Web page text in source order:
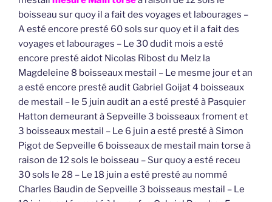
boisseau sur quoy il a fait des voyages et labourages –
A esté encore presté 60 sols sur quoy et il a fait des
voyages et labourages – Le 30 dudit mois a esté
encore presté aidot Nicolas Ribost du Melz la
Magdeleine 8 boisseaux mestail – Le mesme jour et an
a esté encore presté audit Gabriel Goijat 4 boisseaux
de mestail – le 5 juin audit an a esté presté à Pasquier
Hatton demeurant à Sepveille 3 boisseaux froment et
3 boisseaux mestail – Le 6 juin a esté presté à Simon
Pigot de Sepveille 6 boisseaux de mestail main torse à
raison de 12 sols le boisseau – Sur quoy a esté receu
30 sols le 28 – Le 18 juin a esté presté au nommé
Charles Baudin de Sepveille 3 boisseaus mestail – Le